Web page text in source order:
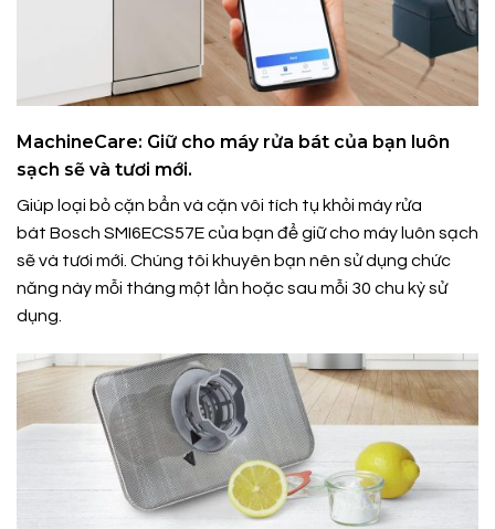
MachineCare: Giữ cho máy rửa bát của bạn luôn
sạch sẽ và tươi mới.
Giúp loại bỏ cặn bẩn và cặn vôi tích tụ khỏi máy rửa
bát Bosch SMI6ECS57E của bạn để giữ cho máy luôn sạch
sẽ và tươi mới. Chúng tôi khuyên bạn nên sử dụng chức
năng này mỗi tháng một lần hoặc sau mỗi 30 chu kỳ sử
dụng.